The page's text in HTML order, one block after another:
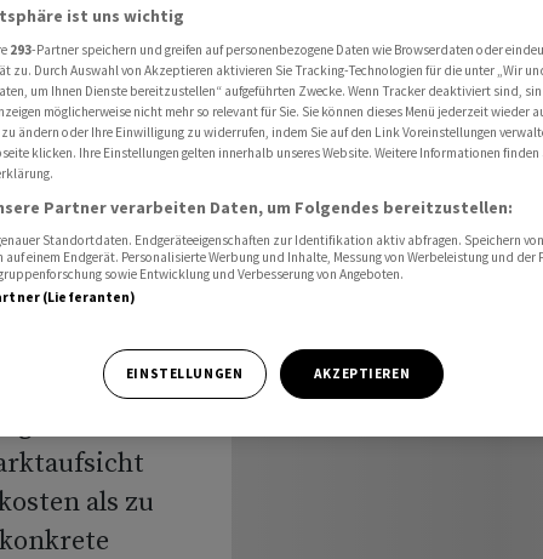
Aufsichtsgebühren
als zu
ist uns wichtig
293-Partner speichern und greifen auf personenbezogene Daten wie Browserdaten oder
zu. Durch Auswahl von Akzeptieren aktivieren Sie Tracking-Technologien für die unter „Wir
um Ihnen Dienste bereitzustellen“ aufgeführten Zwecke. Wenn Tracker deaktiviert sind,
möglicherweise nicht mehr so relevant für Sie. Sie können dieses Menü jederzeit wieder
ändern oder Ihre Einwilligung zu widerrufen, indem Sie auf den Link Voreinstellungen
klicken. Ihre Einstellungen gelten innerhalb unseres Website. Weitere Informationen finden
Partner verarbeiten Daten, um Folgendes bereitzustellen:
Standortdaten. Endgeräteeigenschaften zur Identifikation aktiv abfragen. Speichern
einem Endgerät. Personalisierte Werbung und Inhalte, Messung von Werbeleistung und der
sowie Entwicklung und Verbesserung von Angeboten.
(Lieferanten)
EINSTELLUNGEN AKZEPTIEREN